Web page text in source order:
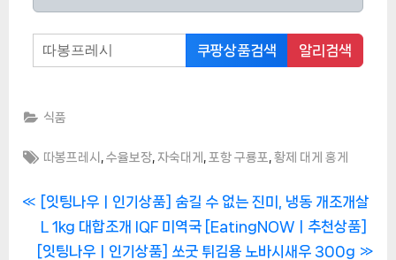
쿠팡상품검색 알리검색
식품
Tags:
따봉프레시 ,수율보장 자숙대게 포항 구룡포 ,황제 대게 홍게
글
탐
P
r
e
[잇팅나우ㅣ인기상품] 숨길 수 없는 진미, 냉동 개조개살
L 1kg 대합조개 IQF 미역국 [EatingNOWㅣ추천상품]
N
[잇팅나우ㅣ인기상품] 쏘굿 튀김용 노바시새우 300g